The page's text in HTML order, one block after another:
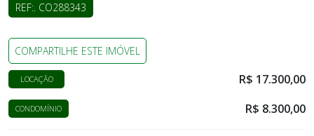
REF:. CO288343
COMPARTILHE ESTE IMÓVEL
LOCAÇÃO R$ 17.300,00
CONDOMÍNIO R$ 8.300,00